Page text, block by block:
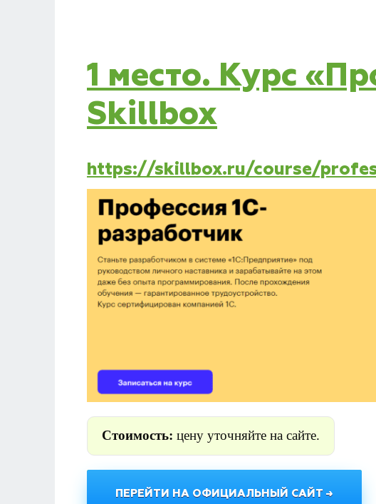
1 место. Курс
Skillbox
https://skillbox.ru/course/
Стоимость: цену уточняйте на сайте.
ПЕРЕЙТИ НА ОФИЦИАЛЬНЫЙ САЙТ →